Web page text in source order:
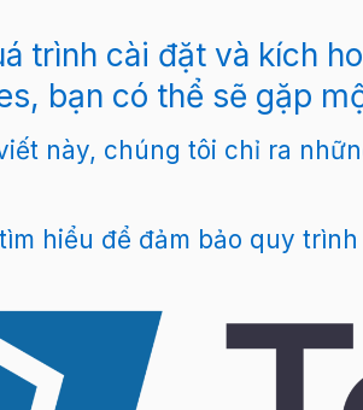
trình cài đặt và kích
bạn có thể sẽ gặp
này, chúng tôi chỉ ra
hiểu để đảm bảo quy